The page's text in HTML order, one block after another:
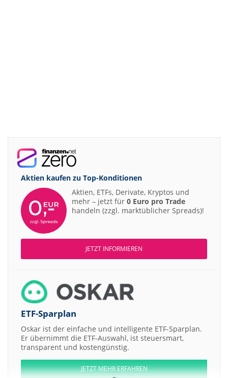
Aktien kaufen zu Top-Konditionen
Aktien, ETFs, Derivate, Kryptos und
mehr – jetzt für 0 Euro pro Trade
handeln (zzgl. marktüblicher Spreads)!
JETZT INFORMIEREN
ETF-Sparplan
Oskar ist der einfache und intelligente ETF-Sparplan.
Er übernimmt die ETF-Auswahl, ist steuersmart,
transparent und kostengünstig.
JETZT MEHR ERFAHREN